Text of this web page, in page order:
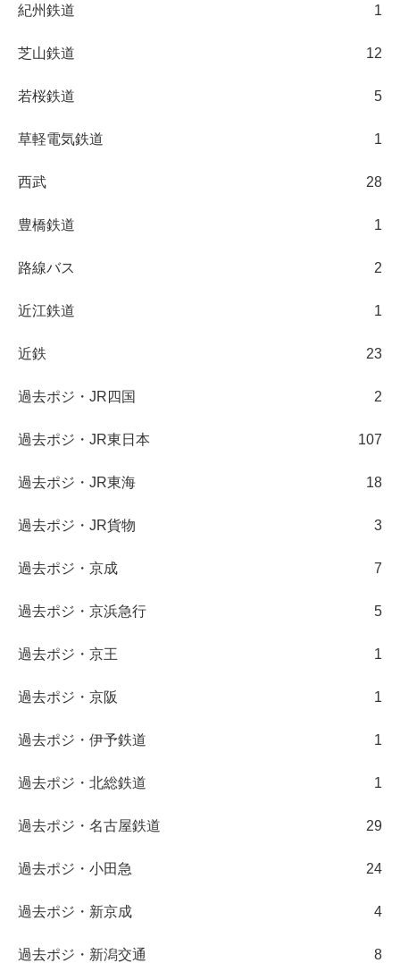
紀州鉄道 1
芝山鉄道 12
若桜鉄道 5
草軽電気鉄道 1
西武 28
豊橋鉄道 1
路線バス 2
近江鉄道 1
近鉄 23
過去ポジ・JR四国 2
過去ポジ・JR東日本 107
過去ポジ・JR東海 18
過去ポジ・JR貨物 3
過去ポジ・京成 7
過去ポジ・京浜急行 5
過去ポジ・京王 1
過去ポジ・京阪 1
過去ポジ・伊予鉄道 1
過去ポジ・北総鉄道 1
過去ポジ・名古屋鉄道 29
過去ポジ・小田急 24
過去ポジ・新京成 4
過去ポジ・新潟交通 8